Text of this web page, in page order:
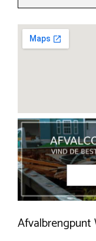
Afvalbrengpunt